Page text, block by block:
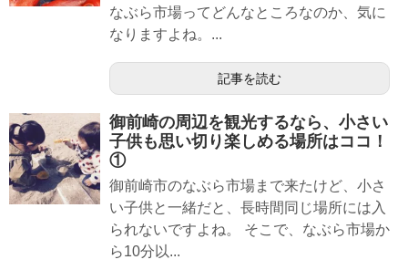
なぶら市場ってどんなところなのか、気に
なりますよね。...
記事を読む
御前崎の周辺を観光するなら、小さい
子供も思い切り楽しめる場所はココ！
①
御前崎市のなぶら市場まで来たけど、小さ
い子供と一緒だと、長時間同じ場所には入
られないですよね。 そこで、なぶら市場か
ら10分以...